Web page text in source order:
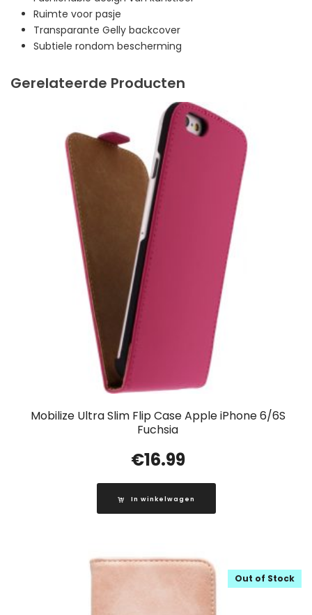
Ruimte voor pasje
Transparante Gelly backcover
Subtiele rondom bescherming
Gerelateerde Producten
Mobilize Ultra Slim Flip Case Apple iPhone 6/6S
Fuchsia
€16.99
In winkelwagen
Out of Stock